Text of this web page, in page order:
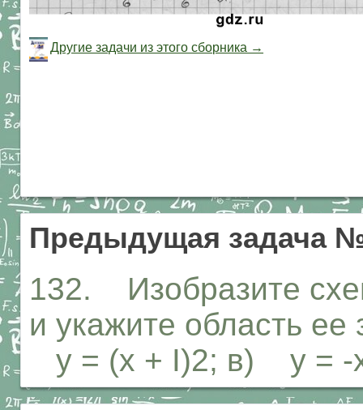
Другие задачи из этого сборника →
Предыдущая задача
132. Изобразите
и укажите область
у = (х + I)2; в) у = -